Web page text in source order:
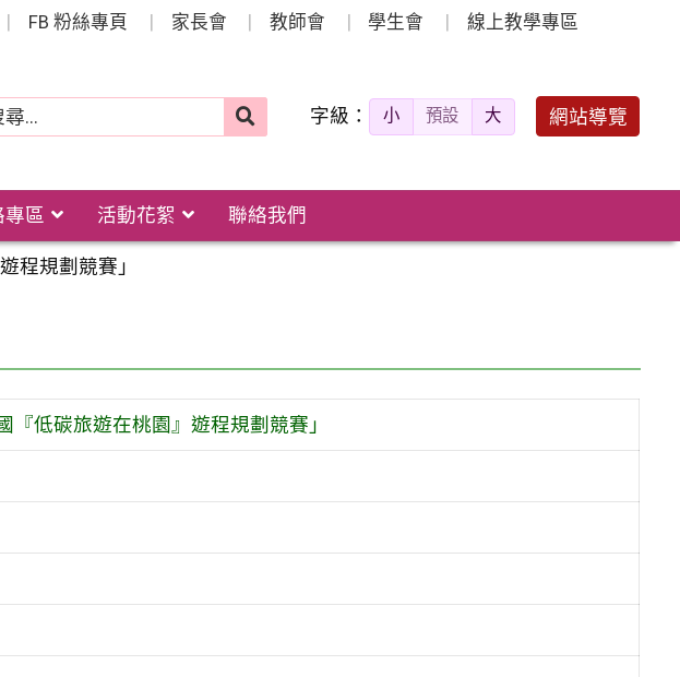
FB 粉絲專頁 家長會 教師會 學生會 線上教學專區
字級： 小 預設 大 網站導覽
專區 活動花絮 聯絡我們
程規劃競賽」
低碳旅遊在桃園』遊程規劃競賽」